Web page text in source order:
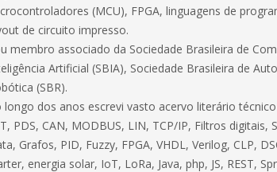
(MCU), FPGA, linguagens de
de circuito impresso.
membro associado da Sociedade Brasileira de
Artificial (SBIA), Sociedade Brasileira de
(SBR).
longo dos anos escrevi vasto acervo literário
PDS, CAN, MODBUS, LIN, TCP/IP, Filtros
Grafos, PID, Fuzzy, FPGA, VHDL, Verilog, CLP,
energia solar, IoT, LoRa, Java, php, JS, REST,